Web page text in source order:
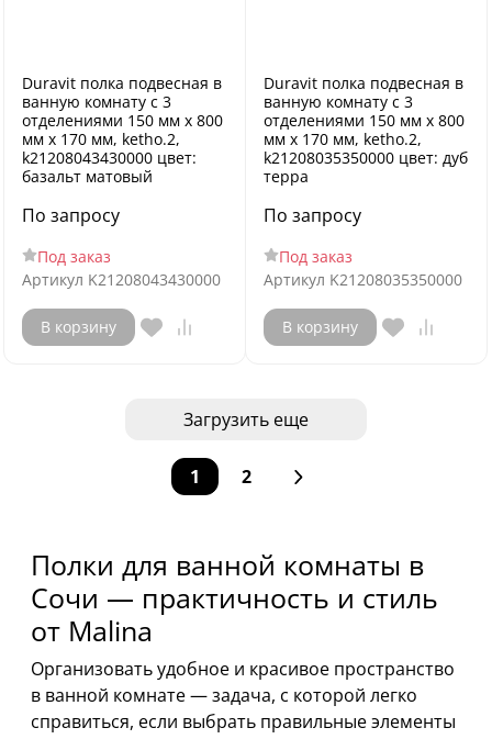
Duravit полка подвесная в
ванную комнату с 3
отделениями 150 мм х 800
мм х 170 мм, ketho.2,
k21208043430000 цвет:
базальт матовый
По запросу
Под заказ
Артикул K21208043430000
В корзину
Duravit полка подвесная в
ванную комнату с 3
отделениями 150 мм х 800
мм х 170 мм, ketho.2,
k21208035350000 цвет: дуб
терра
По запросу
Под заказ
Артикул K21208035350000
В корзину
Загрузить еще
1 2
Полки для ванной комнаты в
Сочи — практичность и стиль
от Malina
Организовать удобное и красивое пространство
в ванной комнате — задача, с которой легко
справиться, если выбрать правильные элементы